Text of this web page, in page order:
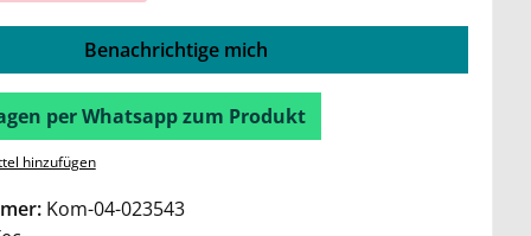
Benachrichtige mich
per Whatsapp zum Produkt
hinzufügen
Kom-04-023543